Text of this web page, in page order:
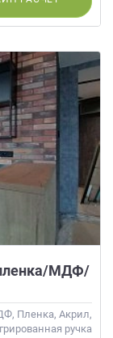
пленка/МДФ/
Пленка, Акрил,
ручка